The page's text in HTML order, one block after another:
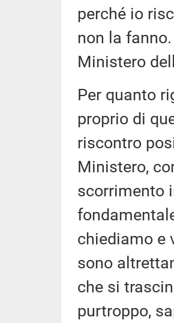
perché io
non la
Ministero
Per quanto
proprio di
riscontro
Ministero,
scorrimento
chiediamo e
sono
che si
purtroppo,